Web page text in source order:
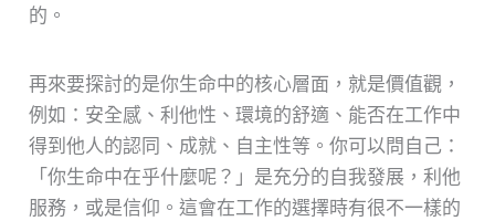
的。
再來要探討的是你生命中的核心層面，就是價值觀，
例如：安全感、利他性、環境的舒適、能否在工作中
得到他人的認同、成就、自主性等。你可以問自己：
「你生命中在乎什麼呢？」是充分的自我發展，利他
服務，或是信仰。這會在工作的選擇時有很不一樣的